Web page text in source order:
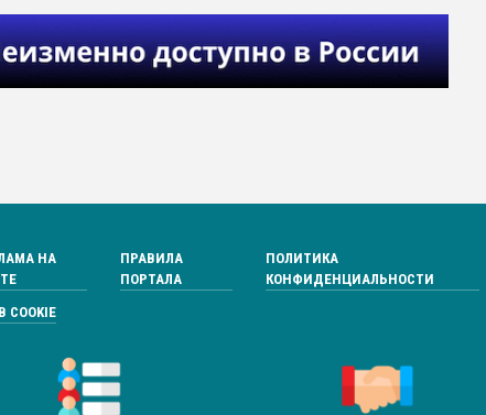
НА
ПРАВИЛА
ПОРТАЛА
ПОЛИТИКА
КОНФИДЕНЦИАЛЬНОСТИ